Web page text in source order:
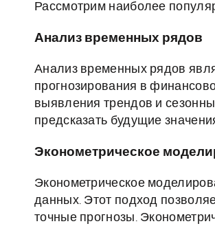
Рассмотрим наиболее
Анализ временных рядов
Анализ временных рядов
прогнозирования в
выявления трендов и
предсказать будущие
Эконометрическое
Эконометрическое
данных. Этот подход
точные прогнозы.